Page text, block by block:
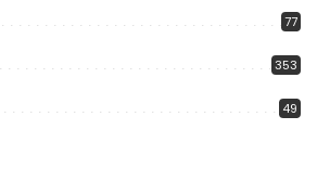
77
353
49